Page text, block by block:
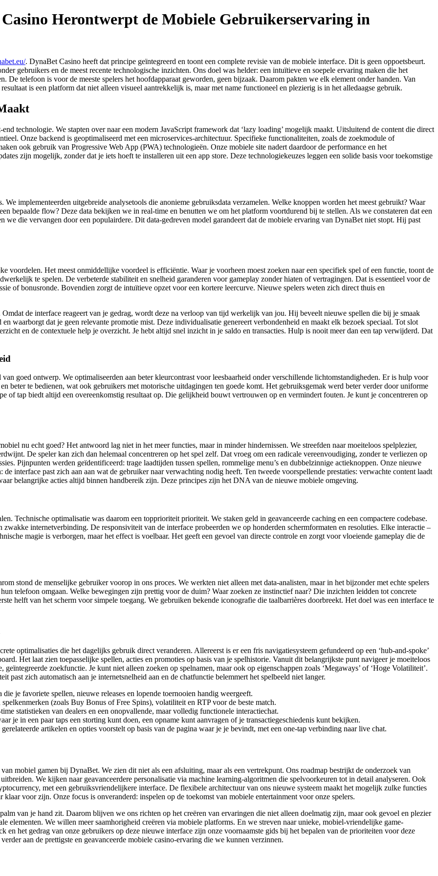
Herontwerpt de Mobiele Gebruikerservaring in
. DynaBet Casino heeft dat principe geïntegreerd en toont een complete revisie van de mobiele interface. Dit is geen oppoetsbeurt.
gebruikers en de meest recente technologische inzichten. Ons doel was helder: een intuïtieve en soepele ervaring maken die het
De telefoon is voor de meeste spelers het hoofdapparaat geworden, geen bijzaak. Daarom pakten we elk element onder handen. Van
is een platform dat niet alleen visueel aantrekkelijk is, maar met name functioneel en plezierig is in het alledaagse gebruik.
technologie. We stapten over naar een modern JavaScript framework dat ‘lazy loading’ mogelijk maakt. Uitsluitend de content die direct
Onze backend is geoptimaliseerd met een microservices-architectuur. Specifieke functionaliteiten, zoals de zoekmodule of
ook gebruik van Progressive Web App (PWA) technologieën. Onze mobiele site nadert daardoor de performance en het
zijn mogelijk, zonder dat je iets hoeft te installeren uit een app store. Deze technologiekeuzes leggen een solide basis voor toekomstige
implementeerden uitgebreide analysetools die anonieme gebruiksdata verzamelen. Welke knoppen worden het meest gebruikt? Waar
bepaalde flow? Deze data bekijken we in real-time en benutten we om het platform voortdurend bij te stellen. Als we constateren dat een
die vervangen door een populairdere. Dit data-gedreven model garandeert dat de mobiele ervaring van DynaBet niet stopt. Hij past
voordelen. Het meest onmiddellijke voordeel is efficiëntie. Waar je voorheen moest zoeken naar een specifiek spel of een functie, toont de
te spelen. De verbeterde stabiliteit en snelheid garanderen voor gameplay zonder hiaten of vertragingen. Dat is essentieel voor de
of bonusronde. Bovendien zorgt de intuïtieve opzet voor een kortere leercurve. Nieuwe spelers weten zich direct thuis en
de interface reageert van je gedrag, wordt deze na verloop van tijd werkelijk van jou. Hij beveelt nieuwe spellen die bij je smaak
waarborgt dat je geen relevante promotie mist. Deze individualisatie genereert verbondenheid en maakt elk bezoek speciaal. Tot slot
en de contextuele help je overzicht. Je hebt altijd snel inzicht in je saldo en transacties. Hulp is nooit meer dan een tap verwijderd. Dat
goed ontwerp. We optimaliseerden aan beter kleurcontrast voor leesbaarheid onder verschillende lichtomstandigheden. Er is hulp voor
beter te bedienen, wat ook gebruikers met motorische uitdagingen ten goede komt. Het gebruiksgemak werd beter verder door uniforme
of tap biedt altijd een overeenkomstig resultaat op. Die gelijkheid bouwt vertrouwen op en vermindert fouten. Je kunt je concentreren op
nu echt goed? Het antwoord lag niet in het meer functies, maar in minder hindernissen. We streefden naar moeiteloos spelplezier,
De speler kan zich dan helemaal concentreren op het spel zelf. Dat vroeg om een radicale vereenvoudiging, zonder te verliezen op
Pijnpunten werden geïdentificeerd: trage laadtijden tussen spellen, rommelige menu’s en dubbelzinnige actieknoppen. Onze nieuwe
interface past zich aan aan wat de gebruiker naar verwachting nodig heeft. Ten tweede voorspellende prestaties: verwachte content laadt
belangrijke acties altijd binnen handbereik zijn. Deze principes zijn het DNA van de nieuwe mobiele omgeving.
Technische optimalisatie was daarom een topprioriteit prioriteit. We staken geld in geavanceerde caching en een compactere codebase.
internetverbinding. De responsiviteit van de interface probeerden we op honderden schermformaten en resoluties. Elke interactie –
magie is verborgen, maar het effect is voelbaar. Het geeft een gevoel van directe controle en zorgt voor vloeiende gameplay die de
stond de menselijke gebruiker voorop in ons proces. We werkten niet alleen met data-analisten, maar in het bijzonder met echte spelers
telefoon omgaan. Welke bewegingen zijn prettig voor de duim? Waar zoeken ze instinctief naar? Die inzichten leidden tot concrete
helft van het scherm voor simpele toegang. We gebruiken bekende iconografie die taalbarrières doorbreekt. Het doel was een interface te
optimalisaties die het dagelijks gebruik direct veranderen. Allereerst is er een fris navigatiesysteem gefundeerd op een ‘hub-and-spoke’
Het laat zien toepasselijke spellen, acties en promoties op basis van je spelhistorie. Vanuit dit belangrijkste punt navigeer je moeiteloos
zoekfunctie. Je kunt niet alleen zoeken op spelnamen, maar ook op eigenschappen zoals ‘Megaways’ of ‘Hoge Volatiliteit’.
zich automatisch aan je internetsnelheid aan en de chatfunctie belemmert het spelbeeld niet langer.
die je favoriete spellen, nieuwe releases en lopende toernooien handig weergeeft.
spelkenmerken (zoals Buy Bonus of Free Spins), volatiliteit en RTP voor de beste match.
statistieken van dealers en een onopvallende, maar volledig functionele interactiechat.
je in een paar taps een storting kunt doen, een opname kunt aanvragen of je transactiegeschiedenis kunt bekijken.
artikelen en opties voorstelt op basis van de pagina waar je je bevindt, met een one-tap verbinding naar live chat.
mobiel gamen bij DynaBet. We zien dit niet als een afsluiting, maar als een vertrekpunt. Ons roadmap bestrijkt de onderzoek van
We kijken naar geavanceerdere personalisatie via machine learning-algoritmen die spelvoorkeuren tot in detail analyseren. Ook
met een gebruiksvriendelijkere interface. De flexibele architectuur van ons nieuwe systeem maakt het mogelijk zulke functies
voor zijn. Onze focus is onveranderd: inspelen op de toekomst van mobiele entertainment voor onze spelers.
van je hand zit. Daarom blijven we ons richten op het creëren van ervaringen die niet alleen doelmatig zijn, maar ook gevoel en plezier
elementen. We willen meer saamhorigheid creëren via mobiele platforms. En we streven naar unieke, mobiel-vriendelijke game-
en het gedrag van onze gebruikers op deze nieuwe interface zijn onze voornaamste gids bij het bepalen van de prioriteiten voor deze
aan de prettigste en geavanceerde mobiele casino-ervaring die we kunnen verzinnen.